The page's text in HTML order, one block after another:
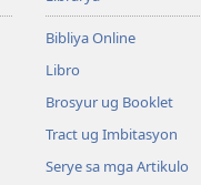
Bibliya Online
Libro
Brosyur ug Booklet
Tract ug Imbitasyon
Serye sa mga Artikulo